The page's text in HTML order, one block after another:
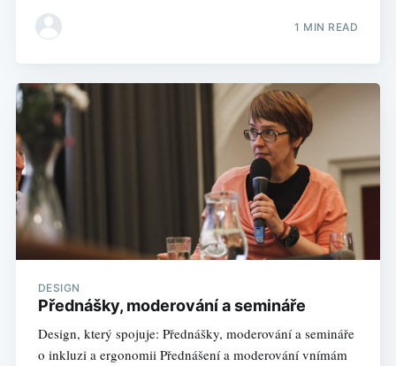
1 MIN READ
DESIGN
Přednášky, moderování a semináře
Design, který spojuje: Přednášky, moderování a semináře
o inkluzi a ergonomii Přednášení a moderování vnímám